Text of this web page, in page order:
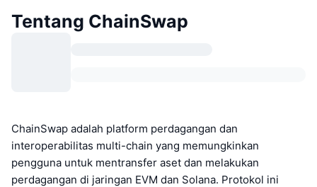
Tentang ChainSwap
ChainSwap adalah platform perdagangan dan
interoperabilitas multi-chain yang memungkinkan
pengguna untuk mentransfer aset dan melakukan
perdagangan di jaringan EVM dan Solana. Protokol ini